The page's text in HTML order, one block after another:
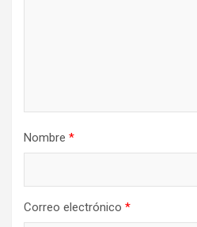
Nombre *
Correo electrónico *